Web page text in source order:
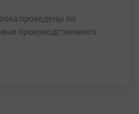
проведены по
производственного